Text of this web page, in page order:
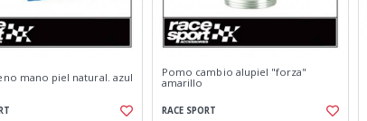
mano piel natural. azul
Pomo cambio alupiel "forza"
amarillo
RACE SPORT